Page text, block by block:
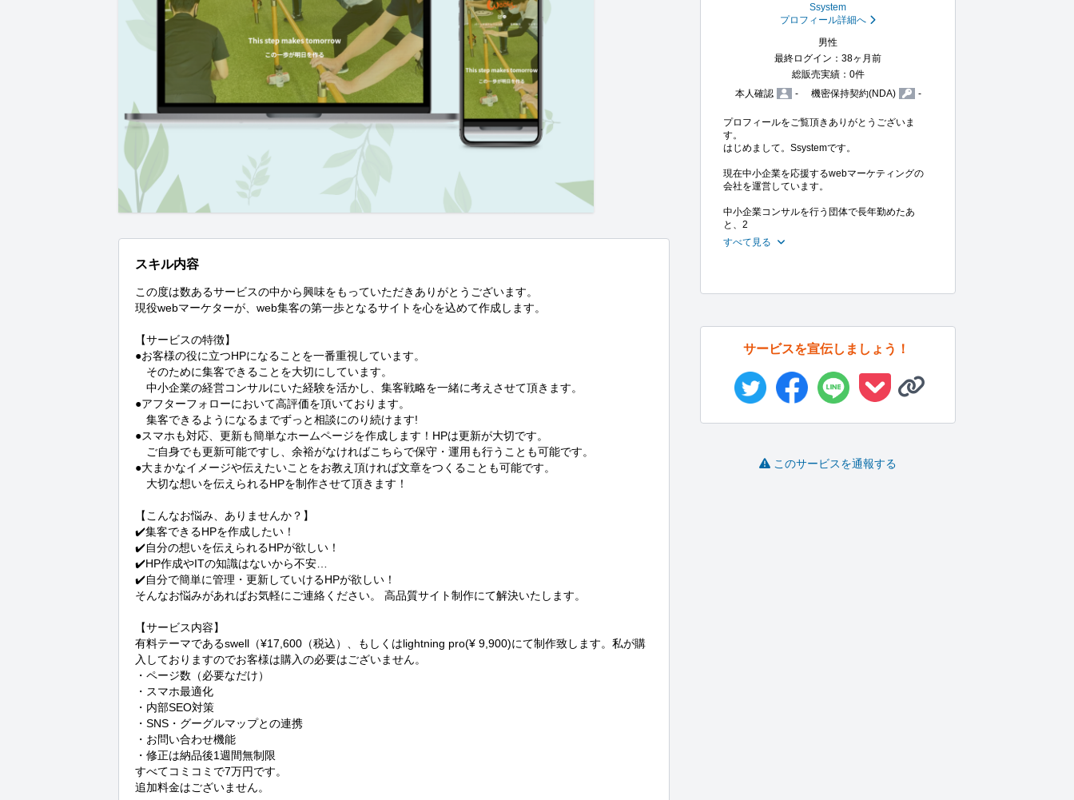
スキル内容
この度は数あるサービスの中から興味をもっていただきありがとうございます。
現役webマーケターが、web集客の第一歩となるサイトを心を込めて作成します。
【サービスの特徴】
●お客様の役に立つHPになることを一番重視しています。
そのために集客できることを大切にしています。
中小企業の経営コンサルにいた経験を活かし、集客戦略を一緒に考えさせて頂きます。
●アフターフォローにおいて高評価を頂いております。
集客できるようになるまでずっと相談にのり続けます!
●スマホも対応、更新も簡単なホームページを作成します！HPは更新が大切です。
ご自身でも更新可能ですし、余裕がなければこちらで保守・運用も行うことも可能です。
●大まかなイメージや伝えたいことをお教え頂ければ文章をつくることも可能です。
大切な想いを伝えられるHPを制作させて頂きます！
【こんなお悩み、ありませんか？】
✔️集客できるHPを作成したい！
✔️自分の想いを伝えられるHPが欲しい！
✔️HP作成やITの知識はないから不安…
✔️自分で簡単に管理・更新していけるHPが欲しい！
そんなお悩みがあればお気軽にご連絡ください。 高品質サイト制作にて解決いたします。
【サービス内容】
有料テーマであるswell（¥17,600（税込）、もしくはlightning pro(¥ 9,900)にて制作致します。私が購
入しておりますのでお客様は購入の必要はございません。
・ページ数（必要なだけ）
・スマホ最適化
・内部SEO対策
・SNS・グーグルマップとの連携
・お問い合わせ機能
・修正は納品後1週間無制限
すべてコミコミで7万円です。
追加料金はございません。
Ssystem
プロフィール詳細へ
男性
最終ログイン：38ヶ月前
総販売実績：0件
本人確認
- 機密保持契約(NDA) -
プロフィールをご覧頂きありがとうございま
す。
はじめまして。Ssystemです。
現在中小企業を応援するwebマーケティングの
会社を運営しています。
中小企業コンサルを行う団体で長年勤めたあ
と、2
すべて見る
サービスを宣伝しましょう！
このサービスを通報する